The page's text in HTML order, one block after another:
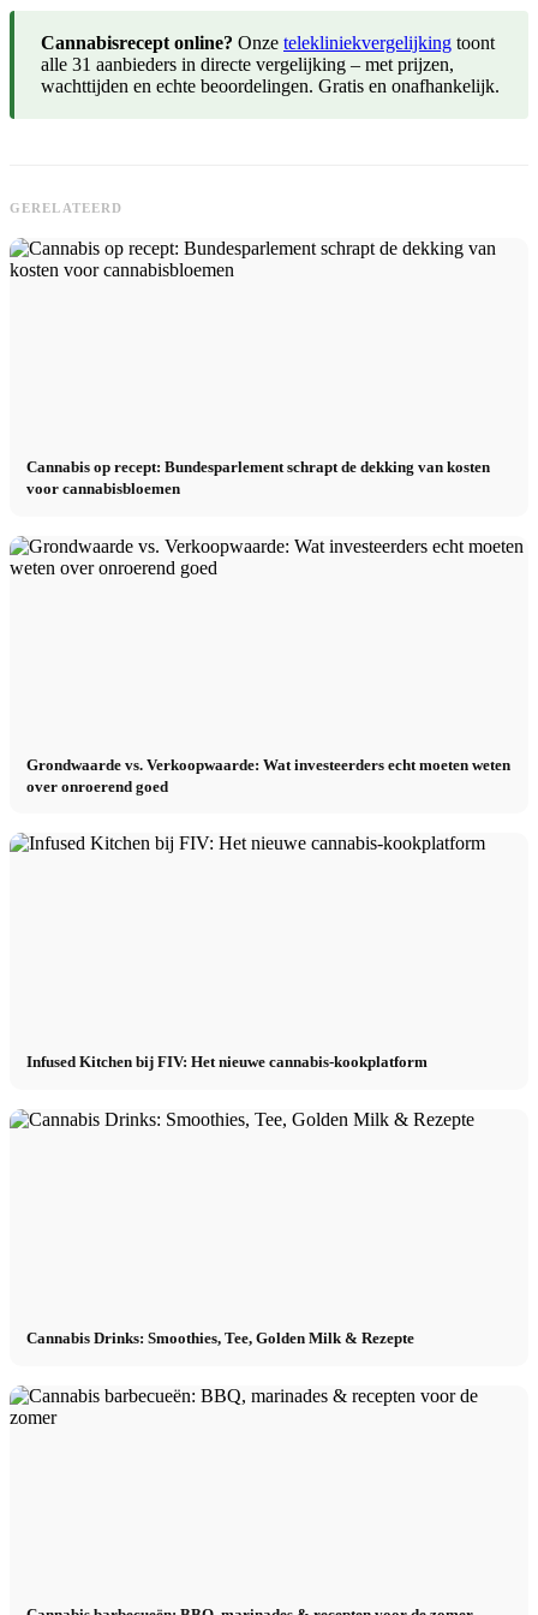
Cannabisrecept online? Onze telekliniekvergelijking toont
alle 31 aanbieders in directe vergelijking – met prijzen,
wachttijden en echte beoordelingen. Gratis en onafhankelijk.
GERELATEERD
Cannabis op recept: Bundesparlement schrapt de dekking van kosten
voor cannabisbloemen
Grondwaarde vs. Verkoopwaarde: Wat investeerders echt moeten weten
over onroerend goed
Infused Kitchen bij FIV: Het nieuwe cannabis-kookplatform
Cannabis Drinks: Smoothies, Tee, Golden Milk & Rezepte